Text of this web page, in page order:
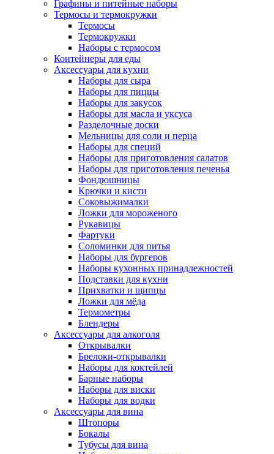
Графины и питейные наборы
Термосы и термокружки
Термосы
Термокружки
Наборы с термосом
Контейнеры для еды
Аксессуары для кухни
Наборы для сыра
Наборы для пиццы
Наборы для закусок
Наборы для масла и уксуса
Разделочные доски
Мельницы для соли и перца
Наборы для специй
Наборы для приготовления салатов
Наборы для приготовления печенья
Фондюшницы
Крючки и кисти
Соковыжималки
Ложки для мороженого
Рукавицы
Фартуки
Соломинки для питья
Наборы для бургеров
Наборы кухонных принадлежностей
Подставки для кухни
Прихватки и щипцы
Ложки для мёда
Термометры
Блендеры
Аксессуары для алкоголя
Открывалки
Брелоки-открывалки
Наборы для коктейлей
Барные наборы
Наборы для виски
Наборы для водки
Аксессуары для вина
Штопоры
Бокалы
Тубусы для вина